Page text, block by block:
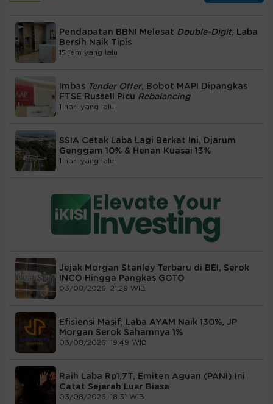
Pendapatan BBNI Melesat Double-Digit, Laba
Bersih Naik Tipis
15 jam yang lalu
Imbas Tender Offer, Bobot MAPI Dipangkas
FTSE Russell Picu Rebalancing
1 hari yang lalu
SSIA Cetak Laba Lagi Berkat Ini, Djarum
Genggam 10% & Henan Kuasai 13%
1 hari yang lalu
Jejak Morgan Stanley Terbaru di BEI, Serok
INCO Hingga Pangkas GOTO
03/08/2026, 21:29 WIB
Efisiensi Masif, Laba AYAM Naik 130%, JP
Morgan Serok Sahamnya 1%
03/08/2026, 19:49 WIB
Raih Laba Rp1,7T, Emiten Aguan (PANI) Ini
Catat Sejarah Luar Biasa
03/08/2026, 18:31 WIB